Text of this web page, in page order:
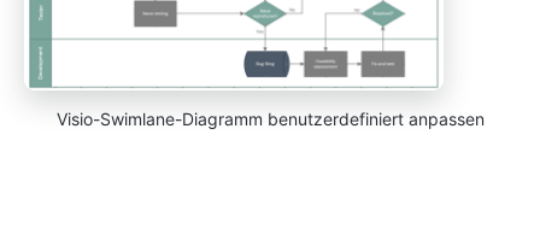
Visio-Swimlane-Diagramm benutzerdefiniert anpassen